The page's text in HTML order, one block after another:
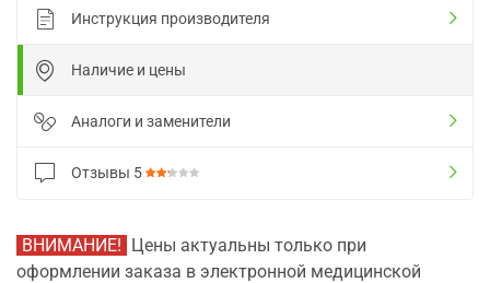
Инструкция производителя
Наличие и цены
Аналоги и заменители
Отзывы 5
ВНИМАНИЕ! Цены актуальны только при
оформлении заказа в электронной медицинской